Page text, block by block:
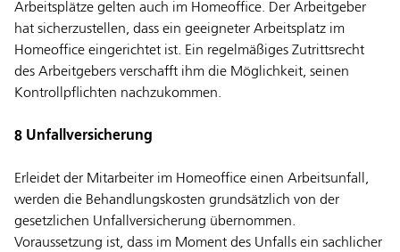
Arbeitsplätze gelten auch im Homeoffice. Der Arbeitgeber
hat sicherzustellen, dass ein geeigneter Arbeitsplatz im
Homeoffice eingerichtet ist. Ein regelmäßiges Zutrittsrecht
des Arbeitgebers verschafft ihm die Möglichkeit, seinen
Kontrollpflichten nachzukommen.
8 Unfallversicherung
Erleidet der Mitarbeiter im Homeoffice einen Arbeitsunfall,
werden die Behandlungskosten grundsätzlich von der
gesetzlichen Unfallversicherung übernommen.
Voraussetzung ist, dass im Moment des Unfalls ein sachlicher